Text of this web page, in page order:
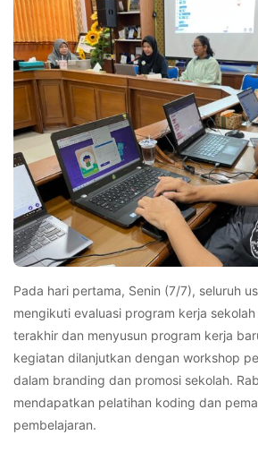
Pada hari pertama, Senin (7/7), seluruh
mengikuti evaluasi program kerja
terakhir dan menyusun program kerja
kegiatan dilanjutkan dengan workshop
dalam branding dan promosi sekolah.
mendapatkan pelatihan koding dan
pembelajaran.